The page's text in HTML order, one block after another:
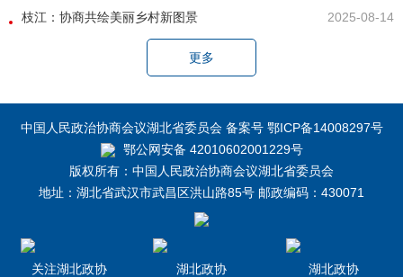
枝江：协商共绘美丽乡村新图景
2025-08-14
更多
中国人民政治协商会议湖北省委员会 备案号 鄂ICP备14008297号
鄂公网安备 42010602001229号
版权所有：中国人民政治协商会议湖北省委员会
地址：湖北省武汉市武昌区洪山路85号 邮政编码：430071
关注湖北政协 湖北政协 湖北政协